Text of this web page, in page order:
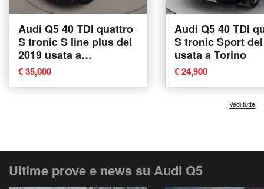
Audi Q5 40 TDI quattro
S tronic S line plus del
2019 usata a
Caltanissetta
€ 35,000
Audi Q5 40 TDI
S tronic Sport
usata a Torino
€ 24,900
Vedi tutte
Ultime prove e news su Audi Q5